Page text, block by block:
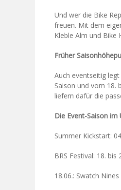
Und wer die Bike
freuen. Mit dem
Kleble Alm und Bike
Früher
Auch eventseitig
Saison und vom 18.
liefern dafür die
Die Event-Saison im
Summer Kickstart:
BRS Festival: 18. bis
18.06.: Swatch